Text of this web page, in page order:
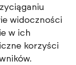
widoczności
w ich
korzyści